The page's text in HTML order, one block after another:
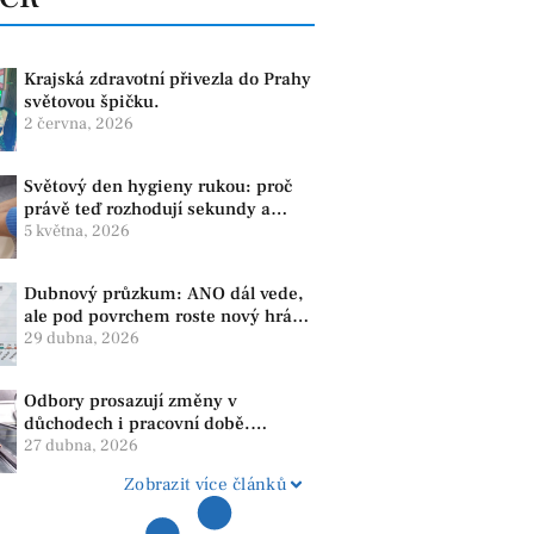
Krajská zdravotní přivezla do Prahy
světovou špičku.
2 června, 2026
Světový den hygieny rukou: proč
právě teď rozhodují sekundy a
správné mytí rukou
5 května, 2026
Dubnový průzkum: ANO dál vede,
ale pod povrchem roste nový hráč.
Strana PRO se drží nejvýš mezi
29 dubna, 2026
Odbory prosazují změny v
důchodech i pracovní době.
Dopady pocítí i lidé v našem
27 dubna, 2026
Zobrazit více článků